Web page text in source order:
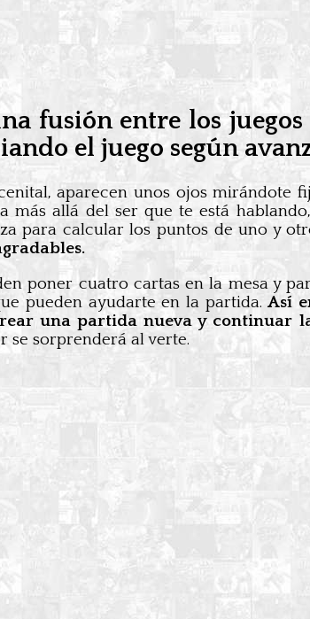
fusión entre los
el juego según
aparecen unos ojos mirándote
más allá del ser que te está
para calcular los puntos de uno y
poner cuatro cartas en la mesa y
pueden ayudarte en la partida.Así
una partida nueva y continuar
se sorprenderá al verte.